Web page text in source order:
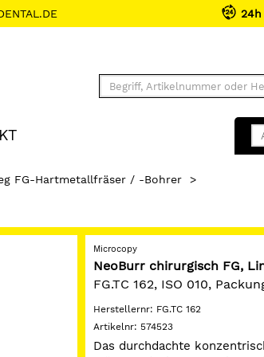
24h
FG-Hartmetallfräser / -Bohrer
>
Microcopy
NeoBurr chirurgisch FG,
FG.TC 162, ISO 010,
Herstellernr: FG.TC 162
Artikelnr: 574523
Das durchdachte